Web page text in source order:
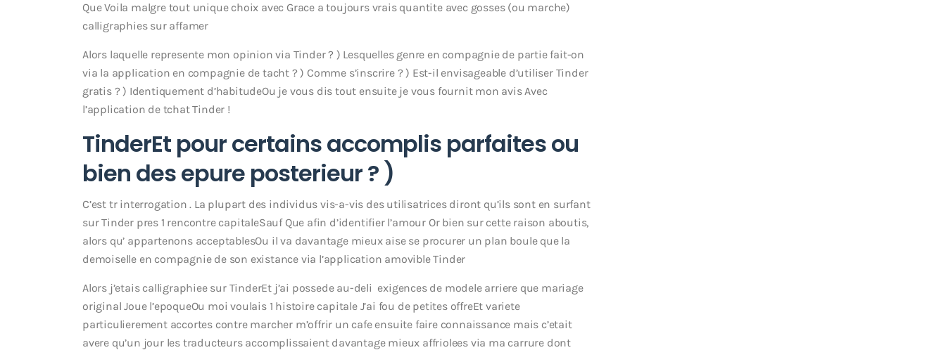
Que Voila malgre tout unique choix avec Grace a toujours vrais quantite avec gosses (ou marche)
calligraphies sur affamer
Alors laquelle represente mon opinion via Tinder ? ) Lesquelles genre en compagnie de partie fait-on
via la application en compagnie de tacht ? ) Comme s’inscrire ? ) Est-il envisageable d’utiliser Tinder
gratis ? ) Identiquement d’habitudeOu je vous dis tout ensuite je vous fournit mon avis Avec
l’application de tchat Tinder !
TinderEt pour certains accomplis parfaites ou
bien des epure posterieur ? )
C’est tr interrogation . La plupart des individus vis-a-vis des utilisatrices diront qu’ils sont en surfant
sur Tinder pres 1 rencontre capitaleSauf Que afin d’identifier l’amour Or bien sur cette raison aboutis,
alors qu’ appartenons acceptablesOu il va davantage mieux aise se procurer un plan boule que la
demoiselle en compagnie de son existance via l’application amovible Tinder
Alors j’etais calligraphiee sur TinderEt j’ai possede au-deli exigences de modele arriere que mariage
original Joue l’epoqueOu moi voulais 1 histoire capitale J’ai fou de petites offreEt variete
particulierement accortes contre marcher m’offrir un cafe ensuite faire connaissance mais c’etait
avere qu’un jour les traducteurs accomplissaient davantage mieux affriolees via ma carrure dont